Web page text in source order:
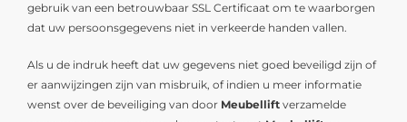
gebruik van een betrouwbaar SSL Certificaat om te waarborgen
dat uw persoonsgegevens niet in verkeerde handen vallen.
Als u de indruk heeft dat uw gegevens niet goed beveiligd zijn of
er aanwijzingen zijn van misbruik, of indien u meer informatie
wenst over de beveiliging van door Meubellift verzamelde